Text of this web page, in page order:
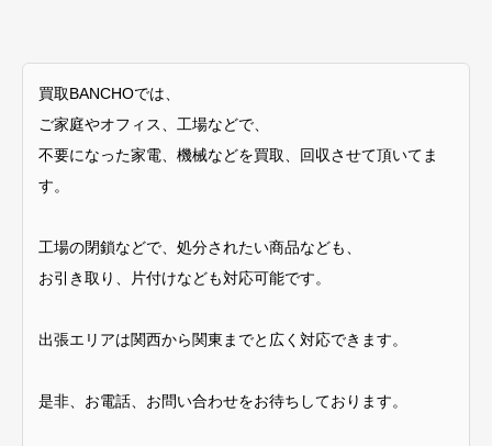
買取BANCHOでは、
ご家庭やオフィス、工場などで、
不要になった家電、機械などを買取、回収させて頂いてま
す。
工場の閉鎖などで、処分されたい商品なども、
お引き取り、片付けなども対応可能です。
出張エリアは関西から関東までと広く対応できます。
是非、お電話、お問い合わせをお待ちしております。